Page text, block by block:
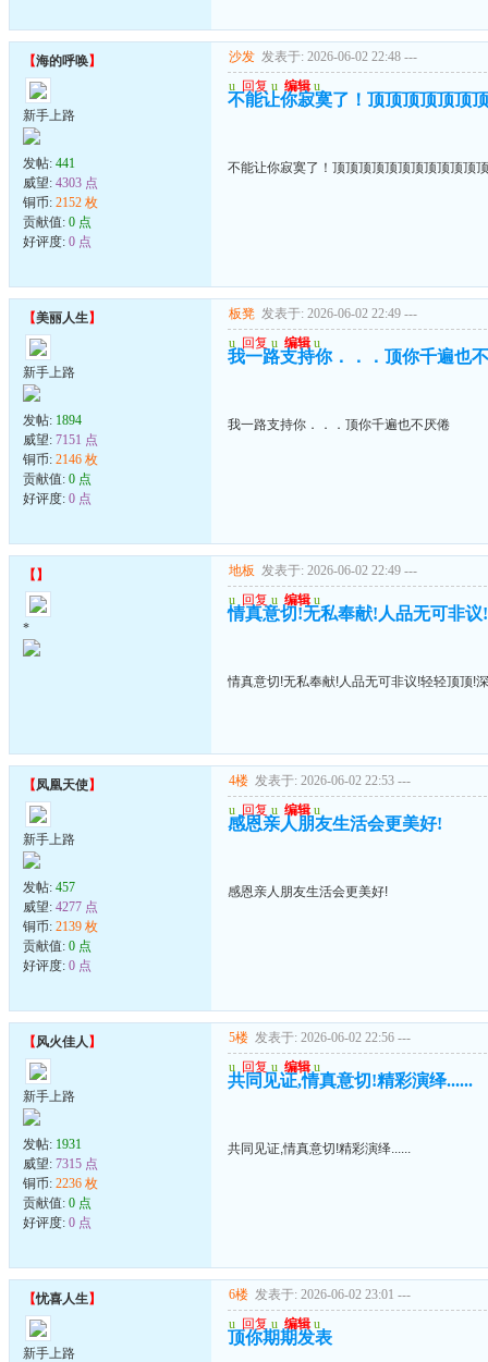
【海的呼唤】
新手上路
发帖: 441
威望: 4303 点
铜币: 2152 枚
贡献值: 0 点
好评度: 0 点
沙发 发表于: 2026-06-02 22:48 ---
u 回复 u 编辑 u
不能让你寂寞了！顶顶顶顶顶顶
不能让你寂寞了！顶顶顶顶顶顶顶顶顶顶顶
【美丽人生】
新手上路
发帖: 1894
威望: 7151 点
铜币: 2146 枚
贡献值: 0 点
好评度: 0 点
板凳 发表于: 2026-06-02 22:49 ---
u 回复 u 编辑 u
我一路支持你．．．顶你千遍也
我一路支持你．．．顶你千遍也不厌倦
【 】
*
地板 发表于: 2026-06-02 22:49 ---
u 回复 u 编辑 u
情真意切!无私奉献!人品无可非
情真意切!无私奉献!人品无可非议!轻轻顶顶!
【凤凰天使】
新手上路
发帖: 457
威望: 4277 点
铜币: 2139 枚
贡献值: 0 点
好评度: 0 点
4楼 发表于: 2026-06-02 22:53 ---
u 回复 u 编辑 u
感恩亲人朋友生活会更美好!
感恩亲人朋友生活会更美好!
【风火佳人 】
新手上路
发帖: 1931
威望: 7315 点
铜币: 2236 枚
贡献值: 0 点
好评度: 0 点
5楼 发表于: 2026-06-02 22:56 ---
u 回复 u 编辑 u
共同见证,情真意切!精彩演绎......
共同见证,情真意切!精彩演绎......
【忧喜人生】
新手上路
6楼 发表于: 2026-06-02 23:01 ---
u 回复 u 编辑 u
顶你期期发表